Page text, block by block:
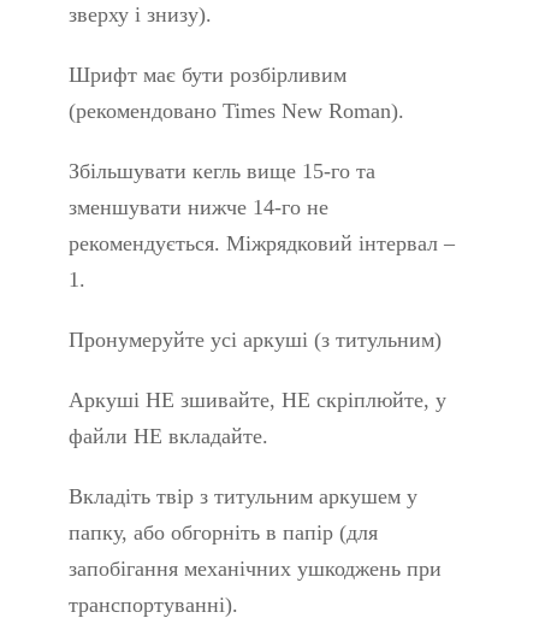
зверху і знизу).
Шрифт має бути розбірливим
(рекомендовано Times New Roman).
Збільшувати кегль вище 15-го та
зменшувати нижче 14-го не
рекомендується. Міжрядковий інтервал –
1.
Пронумеруйте усі аркуші (з титульним)
Аркуші НЕ зшивайте, НЕ скріплюйте, у
файли НЕ вкладайте.
Вкладіть твір з титульним аркушем у
папку, або обгорніть в папір (для
запобігання механічних ушкоджень при
транспортуванні).